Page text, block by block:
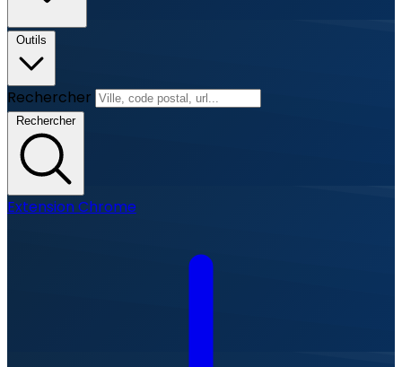
Outils
Rechercher
Rechercher
Extension Chrome